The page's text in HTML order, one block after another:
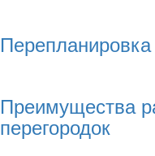
Преимущества
перегородок